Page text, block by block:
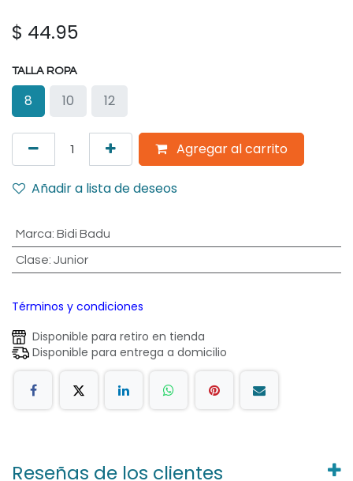
$ 44.95
TALLA ROPA
8 10 12
Agregar al carrito
Añadir a lista de deseos
Marca: Bidi Badu
Clase: Junior
Términos y condiciones
Disponible para retiro en tienda
Disponible para entrega a domicilio
Reseñas de los clientes